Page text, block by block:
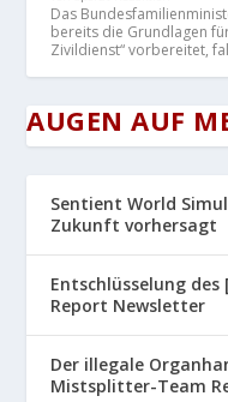
Das
bereits die Grundlagen
Zivildienst“ vorbereitet,
AUGEN AUF
Sentient World
Zukunft vorhersagt
Entschlüsselung
Report Newsletter
Der illegale
Mistsplitter-Team